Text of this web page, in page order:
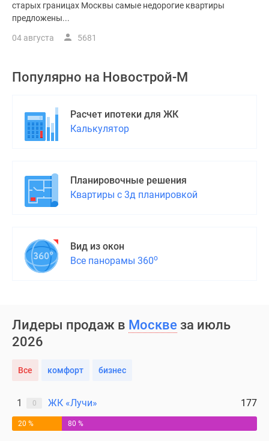
старых границах Москвы самые недорогие квартиры
предложены...
04 августа 5681
Популярно на Новострой-М
Расчет ипотеки для ЖК
Калькулятор
Планировочные решения
Квартиры с 3д планировкой
Вид из окон
Все панорамы 360о
Лидеры продаж в Москве за июль
2026
Все комфорт бизнес
1 0 ЖК «Лучи» 177
20 % 80 %